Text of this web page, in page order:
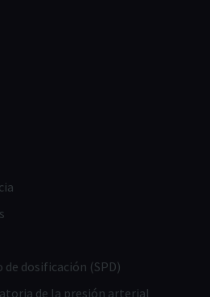
dosificación (SPD)
de la presión arterial